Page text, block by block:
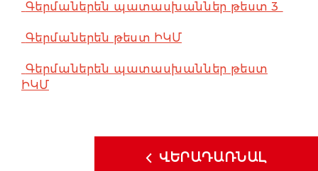
Գերմաներեն պատասխաններ թեստ 3
Գերմաներեն թեստ ԻԿՄ
Գերմաներեն պատասխաններ թեստ
ԻԿՄ
ՎԵՐԱԴԱՌՆԱԼ